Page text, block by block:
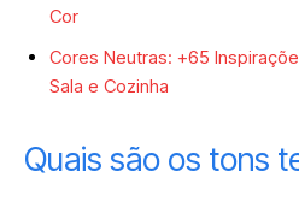
Cor
Cores Neutras: +65
Sala e Cozinha
Quais são os tons